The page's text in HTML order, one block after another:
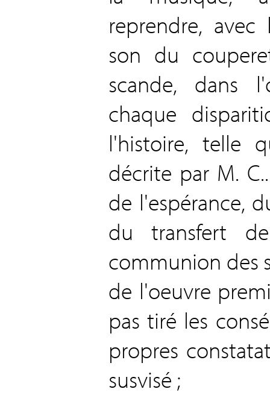
reprendre,
son du
scande, dans
chaque
l'histoire, telle
décrite par M.
de l'espérance,
du transfert
communion des
de l'oeuvre
pas tiré les
propres
susvisé ;